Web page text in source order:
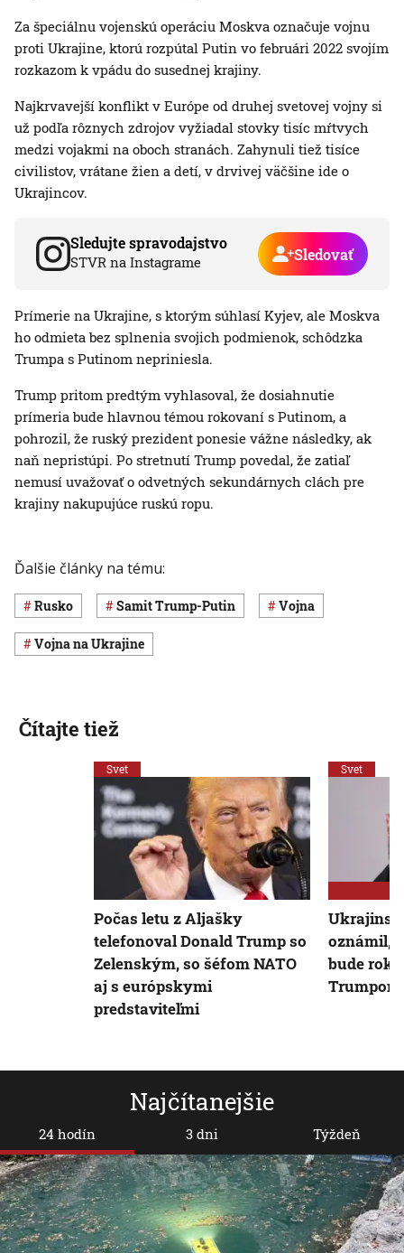
Za špeciálnu vojenskú operáciu Moskva označuje vojnu
proti Ukrajine, ktorú rozpútal Putin vo februári 2022 svojím
rozkazom k vpádu do susednej krajiny.
Najkrvavejší konflikt v Európe od druhej svetovej vojny si
už podľa rôznych zdrojov vyžiadal stovky tisíc mŕtvych
medzi vojakmi na oboch stranách. Zahynuli tiež tisíce
civilistov, vrátane žien a detí, v drvivej väčšine ide o
Ukrajincov.
Sledujte spravodajstvo
STVR na Instagrame Sledovať
Prímerie na Ukrajine, s ktorým súhlasí Kyjev, ale Moskva
ho odmieta bez splnenia svojich podmienok, schôdzka
Trumpa s Putinom nepriniesla.
Trump pritom predtým vyhlasoval, že dosiahnutie
prímeria bude hlavnou témou rokovaní s Putinom, a
pohrozil, že ruský prezident ponesie vážne následky, ak
naň nepristúpi. Po stretnutí Trump povedal, že zatiaľ
nemusí uvažovať o odvetných sekundárnych clách pre
krajiny nakupujúce ruskú ropu.
Ďalšie články na tému:
Rusko Samit Trump-Putin vojna
vojna na Ukrajine
Najčítanejšie
24 hodín 3 dni Týždeň
Čítajte tiež
Svet
Počas letu z Aljašky
telefonoval Donald Trump so
Zelenským, so šéfom NATO
aj s európskymi
predstaviteľmi
Svet
oznámil,
bude
Trumpom